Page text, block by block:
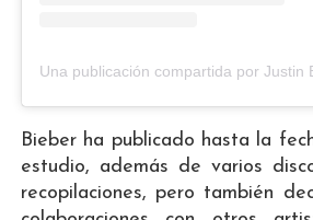
Una publicación compartida por Justin
Bieber ha publicado hasta la
estudio, además de varios
recopilaciones, pero también